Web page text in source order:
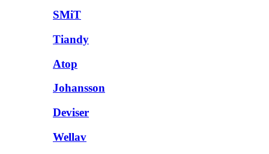
SMiT
Tiandy
Atop
Johansson
Deviser
Wellav